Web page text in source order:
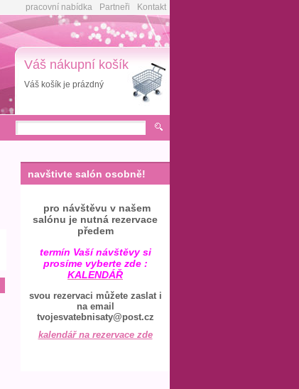
pracovní nabídka Partneři Kontakt
Váš nákupní košík
Váš košík je prázdný
navštivte salón osobně!
pro návštěvu v našem
salónu je nutná rezervace
předem
termín Vaší návštěvy si
prosíme vyberte zde :
KALENDÁŘ
svou rezervaci můžete zaslat i
na email
tvojesvatebnisaty@post.cz
kalendář na rezervace zde